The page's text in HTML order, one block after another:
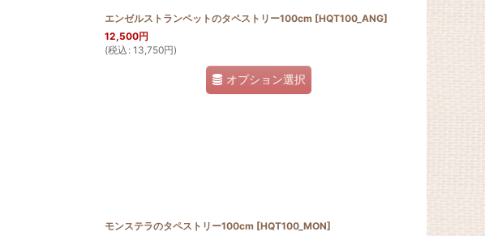
エンゼルストランペットのタペストリー100cm [HQT100_ANG]
12,500円
(税込 : 13,750円)
オプション選択
モンステラのタペストリー100cm [HQT100_MON]